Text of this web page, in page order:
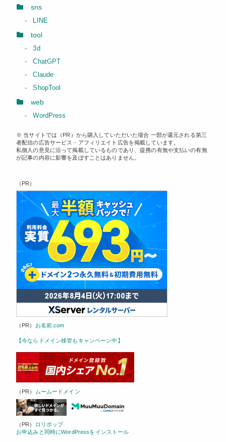
sns
LINE
tool
3d
ChatGPT
Claude
ShopTool
web
WordPress
※ 当サイトでは（PR）から購入していただいた場合 一部が還元される第三
者配信の広告サービス・アフィリエイト広告を掲載しています。
私個人の意見に沿って掲載しているものであり、提携の有無や支払いの有無
が記事の内容に影響を及ぼすことはありません。
（PR）
（PR） お名前.com
【今ならドメイン移管もキャンペーン中】
（PR） ムームードメイン
（PR）
ロリポップ
お申込みと同時にWordPressをインストール